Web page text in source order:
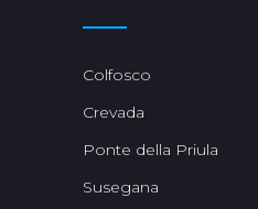
Colfosco
Crevada
Ponte della Priula
Susegana